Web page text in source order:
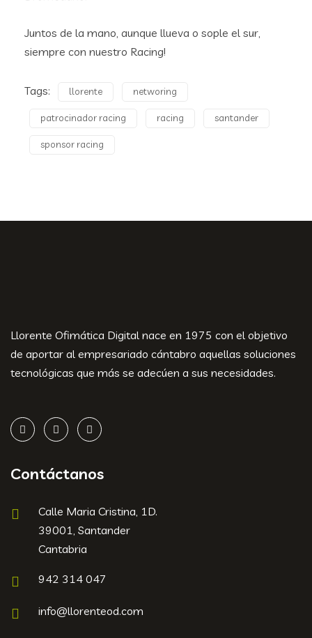
Juntos de la mano, aunque llueva o sople el sur,
siempre con nuestro Racing!
Tags: llorente networing
patrocinador racing racing santander
sponsor racing
Llorente Ofimática Digital nace en 1975 con el objetivo
de aportar al empresariado cántabro aquellas soluciones
tecnológicas que más se adecúen a sus necesidades.
Contáctanos
Calle Maria Cristina, 1D.
39001, Santander
Cantabria
942 314 047
info@llorenteod.com